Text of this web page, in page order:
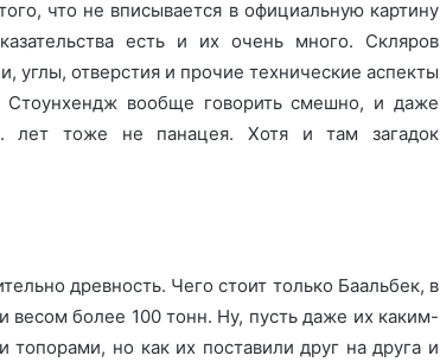
что не вписывается в официальную картину
есть и их очень много. Скляров
углы, отверстия и прочие технические аспекты
вообще говорить смешно, и даже
лет тоже не панацея. Хотя и там загадок
древность. Чего стоит только Баальбек, в
весом более 100 тонн. Ну, пусть даже их каким-
но как их поставили друг на друга и